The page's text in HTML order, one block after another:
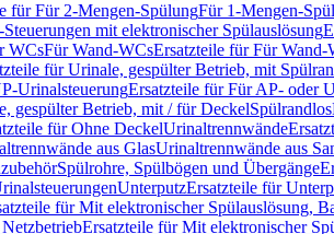
für Für 2-Mengen-SpülungFür 1-Mengen-
mit elektronischer Spülauslösung
WCsFür Wand-WCsErsatzteile für Für Wand-
für Urinale, gespülter Betrieb, mit
UrinalsteuerungErsatzteile für Für AP- oder
gespülter Betrieb, mit / für DeckelSpülrandlos
für Ohne DeckelUrinaltrennwände
aus GlasUrinaltrennwände aus
Spülrohre, Spülbögen und Übergänge
UnterputzErsatzteile für
für Mit elektronischer Spülauslösung,
Ersatzteile für Mit elektronischer